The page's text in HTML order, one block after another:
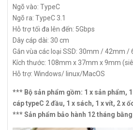
Ngõ vào: TypeC
Ngõ ra: TypeC 3.1
Hỗ trợ tối đa lên đến: 5Gbps
Dây cáp dài: 30 cm
Gắn vùa các loại SSD: 30mm / 42mm
Kích thước: 108mm x 37mm x 9mm
Hỗ trợ: Windows/ linux/MacOS
*** Bộ sản phẩm gồm: 1 x sản phẩm,
cáp typeC 2 đầu, 1 x sách, 1 x vít, 2 x
*** Sản phẩm bảo hành 12 tháng